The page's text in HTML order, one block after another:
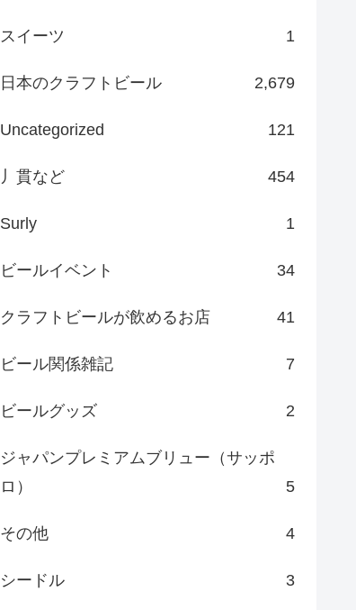
スイーツ 1
日本のクラフトビール 2,679
Uncategorized 121
丿貫など 454
Surly 1
ビールイベント 34
クラフトビールが飲めるお店 41
ビール関係雑記 7
ビールグッズ 2
ジャパンプレミアムブリュー（サッポ
ロ）
5
その他 4
シードル 3